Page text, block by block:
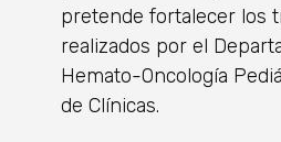
pretende fortalecer los
realizados por el
Hemato-Oncología
de Clínicas.